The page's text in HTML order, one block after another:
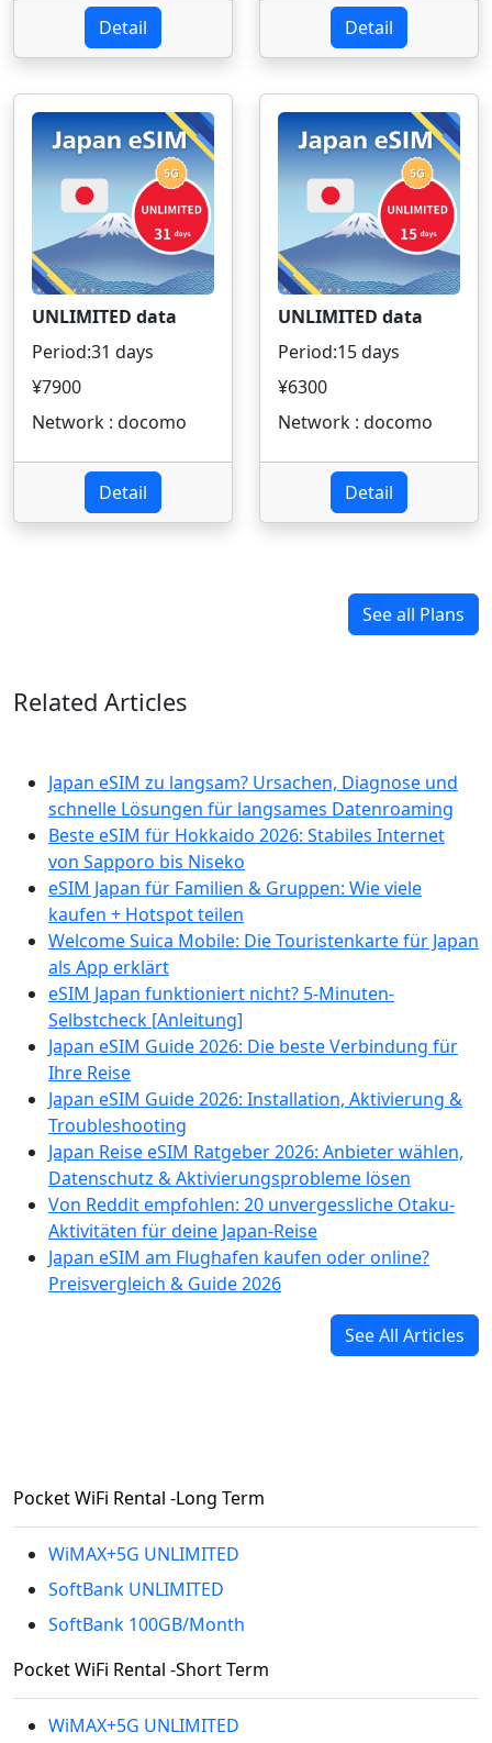
Detail Detail
UNLIMITED data
Period:31 days
¥7900
Network : docomo
Detail
UNLIMITED data
Period:15 days
¥6300
Network : docomo
Detail
See all Plans
Related Articles
Japan eSIM zu langsam? Ursachen, Diagnose und
schnelle Lösungen für langsames Datenroaming
Beste eSIM für Hokkaido 2026: Stabiles Internet
von Sapporo bis Niseko
eSIM Japan für Familien & Gruppen: Wie viele
kaufen + Hotspot teilen
Welcome Suica Mobile: Die Touristenkarte für Japan
als App erklärt
eSIM Japan funktioniert nicht? 5-Minuten-
Selbstcheck [Anleitung]
Japan eSIM Guide 2026: Die beste Verbindung für
Ihre Reise
Japan eSIM Guide 2026: Installation, Aktivierung &
Troubleshooting
Japan Reise eSIM Ratgeber 2026: Anbieter wählen,
Datenschutz & Aktivierungsprobleme lösen
Von Reddit empfohlen: 20 unvergessliche Otaku-
Aktivitäten für deine Japan-Reise
Japan eSIM am Flughafen kaufen oder online?
Preisvergleich & Guide 2026
See All Articles
Pocket WiFi Rental -Long Term
WiMAX+5G UNLIMITED
SoftBank UNLIMITED
SoftBank 100GB/Month
Pocket WiFi Rental -Short Term
WiMAX+5G UNLIMITED